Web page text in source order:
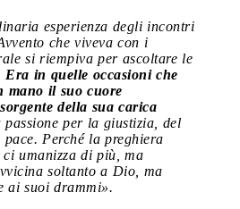
esperienza degli incontri
che viveva con i
si riempiva per ascoltare le
Era in quelle occasioni che
mano il suo cuore
della sua carica
passione per la giustizia, del
Perché la preghiera
umanizza di più, ma
soltanto a Dio, ma
ai suoi drammi».